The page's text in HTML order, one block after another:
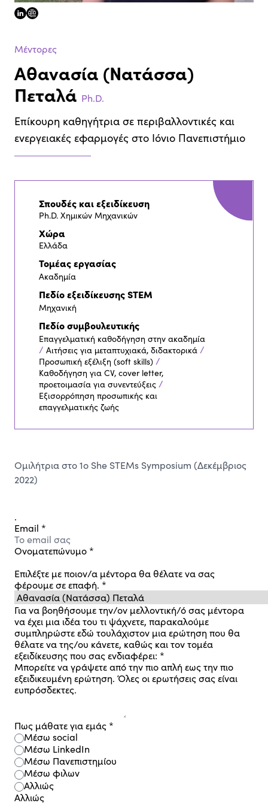
linkedin
website
Μέντορες
Αθανασία (Νατάσσα)
Πεταλά Ph.D.
Επίκουρη καθηγήτρια σε περιβαλλοντικές και
ενεργειακές εφαρμογές στο Ιόνιο Πανεπιστήμιο
Σπουδές και εξειδίκευση
Ph.D. Χημικών Μηχανικών
Χώρα
Ελλάδα
Τομέας εργασίας
Ακαδημία
Πεδίο εξειδίκευσης STEM
Μηχανική
Πεδίο συμβουλευτικής
Επαγγελματική καθοδήγηση στην ακαδημία
/ Αιτήσεις για μεταπτυχιακά, διδακτορικά /
Προσωπική εξέλιξη (soft skills) /
Καθοδήγηση για CV, cover letter,
προετοιμασία για συνεντεύξεις /
Εξισορρόπηση προσωπικής και
επαγγελματικής ζωής
Ομιλήτρια στο 1ο She STEMs Symposium (Δεκέμβριος
2022)
.
Email *
Ονοματεπώνυμο *
Επιλέξτε με ποιον/α μέντορα θα θέλατε να σας
φέρουμε σε επαφή. *
Για να βοηθήσουμε την/ον μελλοντική/ό σας μέντορα
να έχει μια ιδέα του τι ψάχνετε, παρακαλούμε
συμπληρώστε εδώ τουλάχιστον μια ερώτηση που θα
θέλατε να της/ου κάνετε, καθώς και τον τομέα
εξειδίκευσης που σας ενδιαφέρει: *
Μπορείτε να γράψετε από την πιο απλή εως την πιο
εξειδικευμένη ερώτηση. Όλες οι ερωτήσεις σας είναι
ευπρόσδεκτες.
Πως μάθατε για εμάς *
Μέσω social
Μέσω LinkedIn
Μέσω Πανεπιστημίου
Μέσω φιλων
Αλλιώς
Αλλιώς